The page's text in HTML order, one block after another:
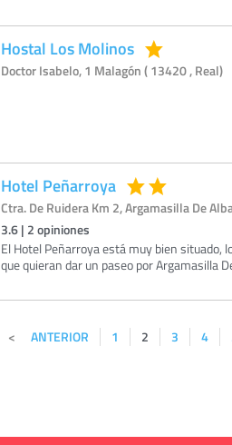
Hostal Los Molinos
Doctor Isabelo, 1 Malagón ( 13420 , Real)
Hotel Peñarroya
Ctra. De Ruidera Km 2, Argamasilla De
3.6 | 2 opiniones
El Hotel Peñarroya está muy bien situado,
que quieran dar un paseo por Argamasilla
ANTERIOR 1 2 3 4